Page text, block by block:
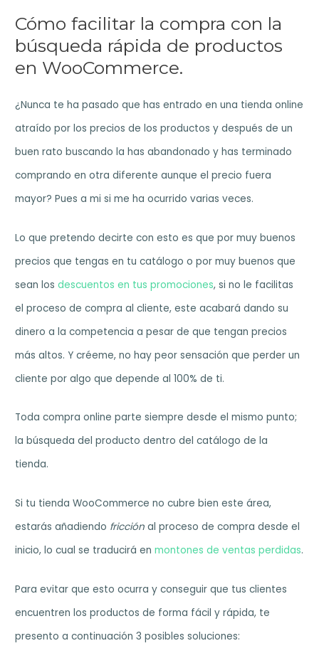
Cómo facilitar la compra con la
búsqueda rápida de productos
en WooCommerce.
¿Nunca te ha pasado que has entrado en una tienda online
atraído por los precios de los productos y después de un
buen rato buscando la has abandonado y has terminado
comprando en otra diferente aunque el precio fuera
mayor? Pues a mi si me ha ocurrido varias veces.
Lo que pretendo decirte con esto es que por muy buenos
precios que tengas en tu catálogo o por muy buenos que
sean losdescuentos en tus promociones, si no le facilitas
el proceso de compra al cliente, este acabará dando su
dinero a la competencia a pesar de que tengan precios
más altos. Y créeme, no hay peor sensación que perder un
cliente por algo que depende al 100% de ti.
Toda compra online parte siempre desde el mismo punto;
la búsqueda del producto dentro del catálogo de la
tienda.
Si tu tienda WooCommerce no cubre bien este área,
estarás añadiendo fricción al proceso de compra desde el
inicio, lo cual se traducirá enmontones de ventas perdidas.
Para evitar que esto ocurra y conseguir que tus clientes
encuentren los productos de forma fácil y rápida, te
presento a continuación 3 posibles soluciones: